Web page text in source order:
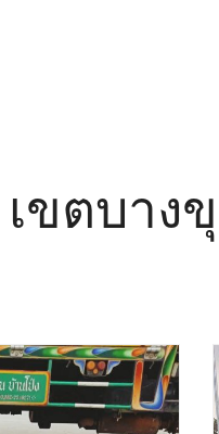
ขตบาง